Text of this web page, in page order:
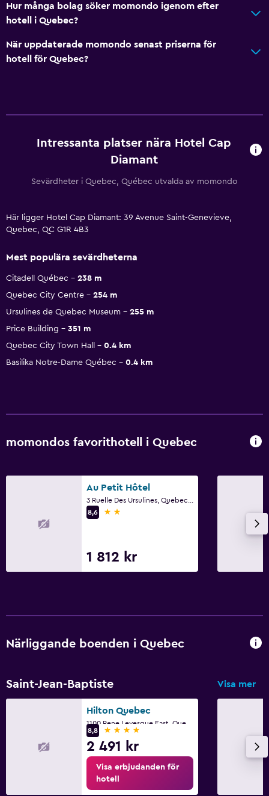
Hur många bolag söker momondo igenom efter
hotell i Quebec?
När uppdaterade momondo senast priserna för
hotell för Quebec?
Intressanta platser nära Hotel Cap
Diamant
Sevärdheter i Quebec, Québec utvalda av momondo
Här ligger Hotel Cap Diamant: 39 Avenue Saint-Genevieve,
Quebec, QC G1R 4B3
Mest populära sevärdheterna
Citadell Québec
238 m
Quebec City Centre
254 m
Ursulines de Quebec Museum
255 m
Price Building
351 m
Quebec City Town Hall
0.4 km
Basilika Notre-Dame Québec
0.4 km
momondos favorithotell i Quebec
Au Petit Hôtel
8,6
2 stjärnor
1 812 kr
Närliggande boenden i Quebec
Saint-Jean-Baptiste Visa mer
Hilton Quebec
8,8
4 stjärnor
2 491 kr
Visa erbjudanden för
hotell